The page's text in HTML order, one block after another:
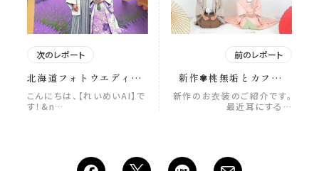
次のレポート
北海道フォトウエディン
グ
こんにちは、【れいめいAI】で
す！&n…
前のレポート
新作✾桃無垢とカフェオ
レ羽織
新作のお衣装のご紹介です。
最近耳にする…